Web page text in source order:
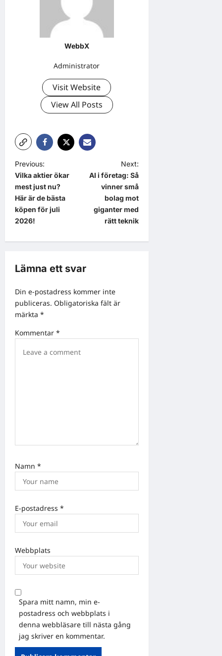
WebbX
Administrator
Visit Website
View All Posts
P
o
s
t
n
a
i
g
a
t
i
Previous:
Vilka aktier ökar
mest just nu?
Här är de bästa
köpen för juli
2026!
Next:
AI i företag: Så
vinner små
bolag mot
giganter med
rätt teknik
Lämna ett svar
Din e-postadress kommer inte
publiceras. Obligatoriska fält är
märkta *
Kommentar *
Namn *
E-postadress *
Webbplats
Spara mitt namn, min e-
postadress och webbplats i
denna webbläsare till nästa gång
jag skriver en kommentar.